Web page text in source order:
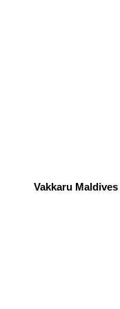
Vakkaru Maldives